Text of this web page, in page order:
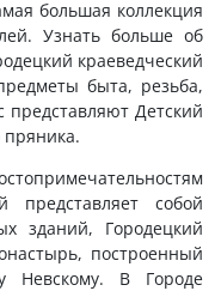
большая коллекция
Узнать больше об
краеведческий
быта, резьба,
представляют Детский
пряника.
представляет собой
зданий, Городецкий
построенный
Невскому. В Городе